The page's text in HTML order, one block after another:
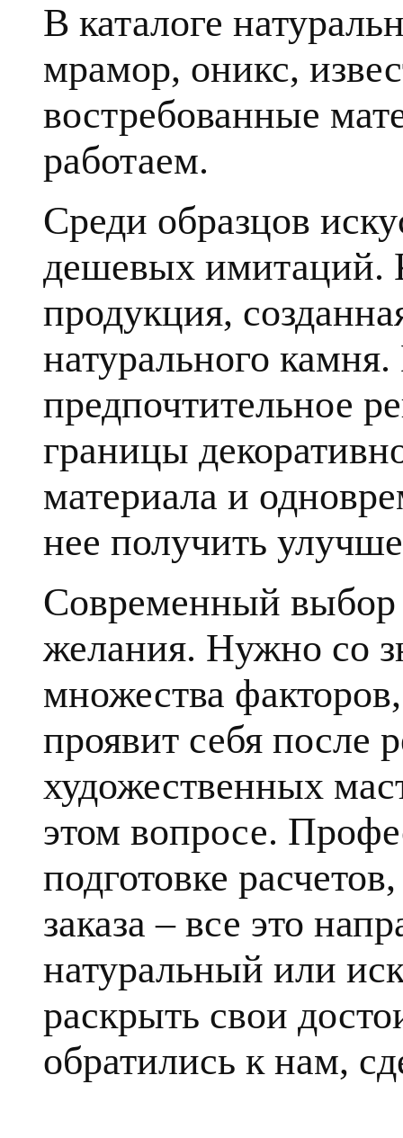
В каталоге
мрамор, оникс,
востребованные
работаем.
Среди образцов
дешевых имитаций.
продукция,
натурального
предпочтительное
границы
материала и
нее получить
Современный выбор
желания. Нужно со
множества
проявит себя после
художественных
этом вопросе.
подготовке
заказа – все это
натуральный или
раскрыть свои
обратились к нам,